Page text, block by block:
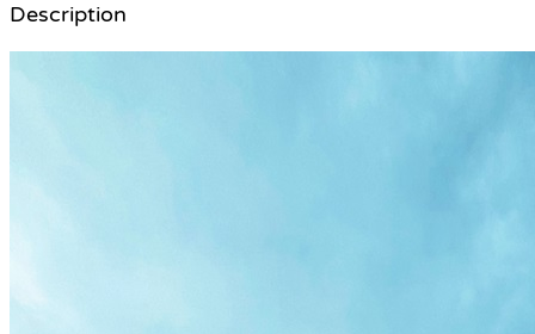
Description